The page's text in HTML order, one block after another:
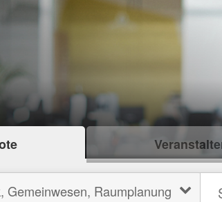
Gemeinwesen, Raumplanung